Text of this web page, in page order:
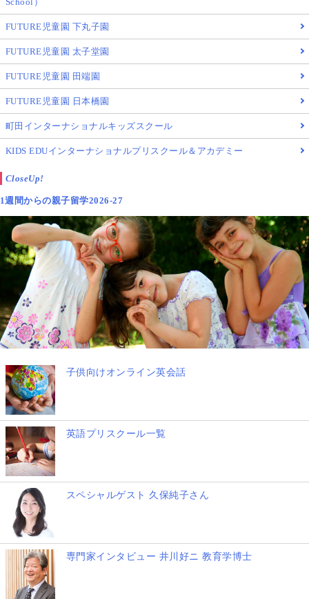
FUTURE児童園 下丸子園
FUTURE児童園 太子堂園
FUTURE児童園 田端園
FUTURE児童園 日本橋園
町田インターナショナルキッズスクール
KIDS EDUインターナショナルプリスクール＆アカデミー
CloseUp!
1週間からの親子留学2026-27
子供向けオンライン英会話
英語プリスクール一覧
スペシャルゲスト 久保純子さん
専門家インタビュー 井川好ニ 教育学博士